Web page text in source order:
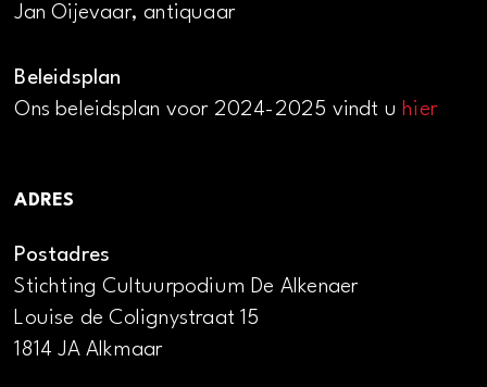
Jan Oijevaar, antiquaar
Beleidsplan
Ons beleidsplan voor 2024-2025 vindt uhier
ADRES
Postadres
Stichting Cultuurpodium De Alkenaer
Louise de Colignystraat 15
1814 JA Alkmaar